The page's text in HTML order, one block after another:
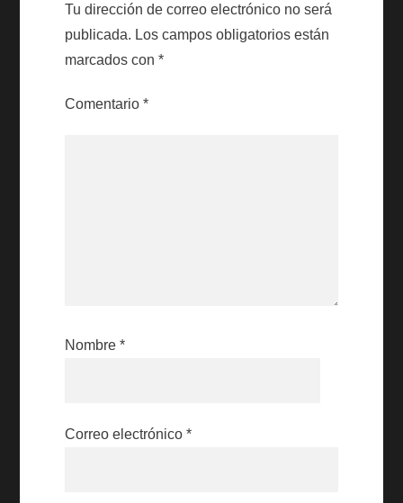
Tu dirección de correo electrónico no será
publicada. Los campos obligatorios están
marcados con*
Comentario*
Nombre*
Correo electrónico*